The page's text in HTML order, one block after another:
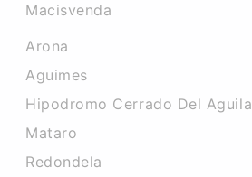
Macisvenda
Arona
Aguimes
Hipodromo Cerrado Del Aguila
Mataro
Redondela